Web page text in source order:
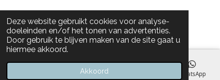
Deze website gebruikt cookies voor analyse-
doeleinden en/of het tonen van advertenties.
Door gebruik te blijven maken van de site gaat u
hiermee akkoord.
Akkoord
© 2021 - 2026 Skuorre 5
Powered byJouwWeb
Telefoonnummer WhatsApp